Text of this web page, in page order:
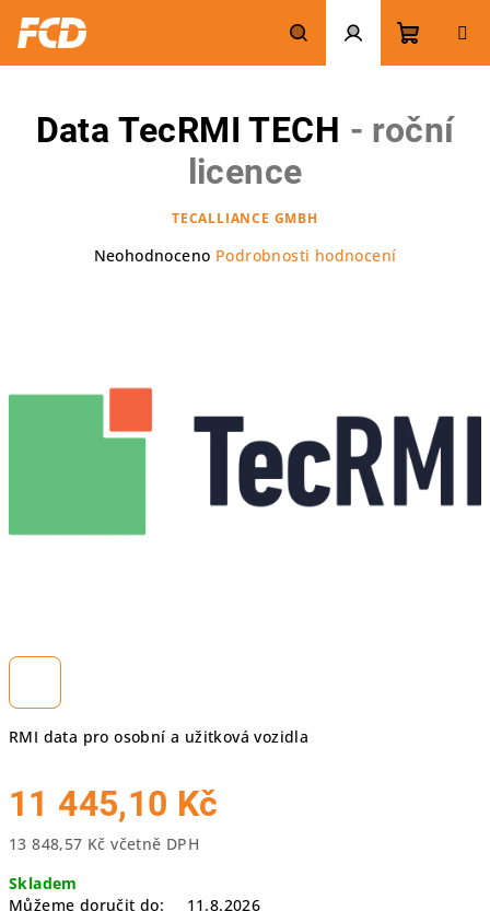
obsah
Hledat Přihlášení
košík
RMI data pro osobní a užitková vozidla
11 445,10 Kč
13 848,57 Kč včetně DPH
cena:
Skladem
Můžeme doručit do:
11.8.2026
Data TecRMI TECH - roční
licence
TECALLIANCE GMBH
Průměrné
Neohodnoceno Podrobnosti hodnocení